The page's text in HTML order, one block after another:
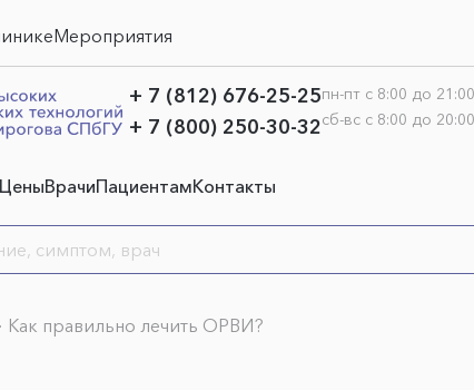
Мероприятия
+ 7 (812) 676-25-25
+ 7 (800) 250-30-32
пн-пт с 8:00 до 21:00
сб-вс с 8:00 до 20:00
ЦеныВрачиПациентамКонтакты
Как правильно лечить ОРВИ?